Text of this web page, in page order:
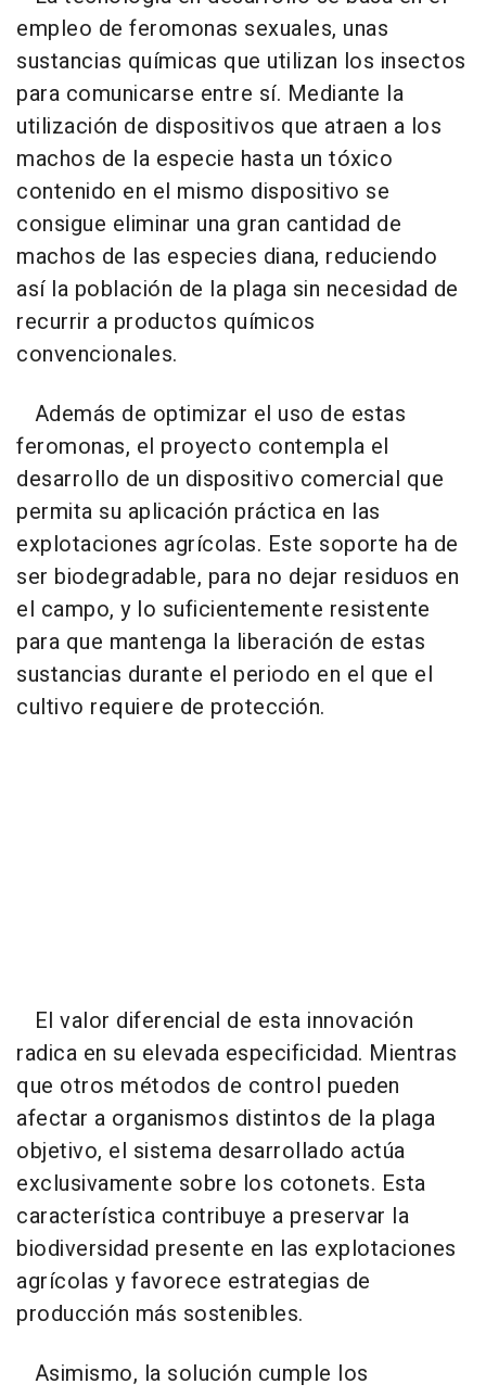
empleo de feromonas sexuales, unas
sustancias químicas que utilizan los insectos
para comunicarse entre sí. Mediante la
utilización de dispositivos que atraen a los
machos de la especie hasta un tóxico
contenido en el mismo dispositivo se
consigue eliminar una gran cantidad de
machos de las especies diana, reduciendo
así la población de la plaga sin necesidad de
recurrir a productos químicos
convencionales.
Además de optimizar el uso de estas
feromonas, el proyecto contempla el
desarrollo de un dispositivo comercial que
permita su aplicación práctica en las
explotaciones agrícolas. Este soporte ha de
ser biodegradable, para no dejar residuos en
el campo, y lo suficientemente resistente
para que mantenga la liberación de estas
sustancias durante el periodo en el que el
cultivo requiere de protección.
El valor diferencial de esta innovación
radica en su elevada especificidad. Mientras
que otros métodos de control pueden
afectar a organismos distintos de la plaga
objetivo, el sistema desarrollado actúa
exclusivamente sobre los cotonets. Esta
característica contribuye a preservar la
biodiversidad presente en las explotaciones
agrícolas y favorece estrategias de
producción más sostenibles.
Asimismo, la solución cumple los